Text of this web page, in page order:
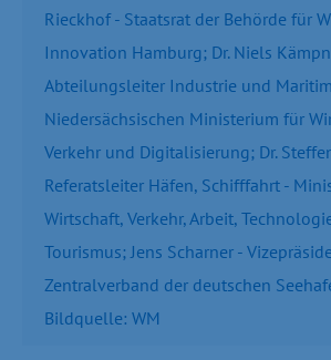
Rieckhof - Staatsrat der Behörde für
Innovation Hamburg; Dr. Niels
Abteilungsleiter Industrie und
Niedersächsischen Ministerium für
Verkehr und Digitalisierung; Dr.
Referatsleiter Häfen, Schifffahrt -
Wirtschaft, Verkehr, Arbeit,
Tourismus; Jens Scharner -
Zentralverband der deutschen
Bildquelle: WM